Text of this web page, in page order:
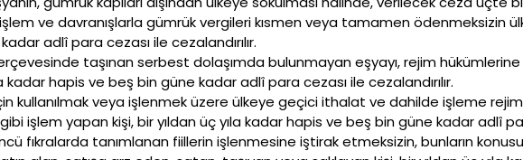
işlem ve davranışlarla gümrük vergileri kısmen veya tamamen ödenmeksizin
adlî para cezası ile cezalandırılır.
taşınan serbest dolaşımda bulunmayan eşyayı, rejim hükümlerine
kadar hapis ve beş bin güne kadar adlî para cezası ile cezalandırılır.
kullanılmak veya işlenmek üzere ülkeye geçici ithalat ve dahilde işleme
gibi işlem yapan kişi, bir yıldan üç yıla kadar hapis ve beş bin güne kadar adlî
fıkralarda tanımlanan fiillerin işlenmesine iştirak etmeksizin, bunların